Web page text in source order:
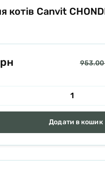
Canvit
953.00
Додати в кошик